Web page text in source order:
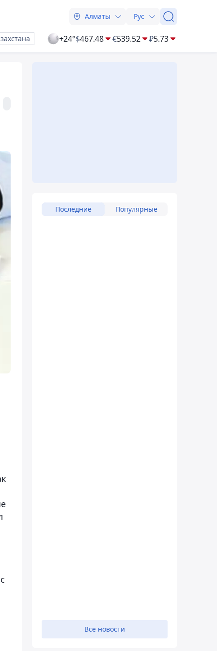
Алматы Рус
+24°$467.48 €539.52 ₽5.73
Последние Популярные
Все новости